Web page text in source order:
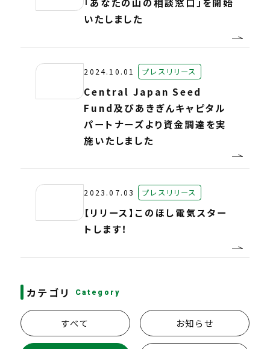
「あなたの山の相談窓口」を開始
いたしました
2024.10.01 プレスリリース
Central Japan Seed
Fund及びあきぎんキャピタル
パートナーズより資金調達を実
施いたしました
2023.07.03 プレスリリース
【リリース】このほし電気スター
トします！
カテゴリ Category
すべて お知らせ